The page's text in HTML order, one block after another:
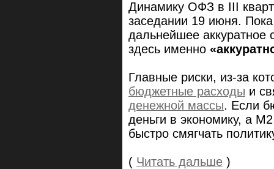
Динамику ОФЗ в III
заседании 19 июня.
дальнейшее аккуратное
здесь именно
Главные риски, из-за
бюджетные расходы и
денежной массы. Если
деньги в экономику, а
быстро смягчать
( Читать дальше )